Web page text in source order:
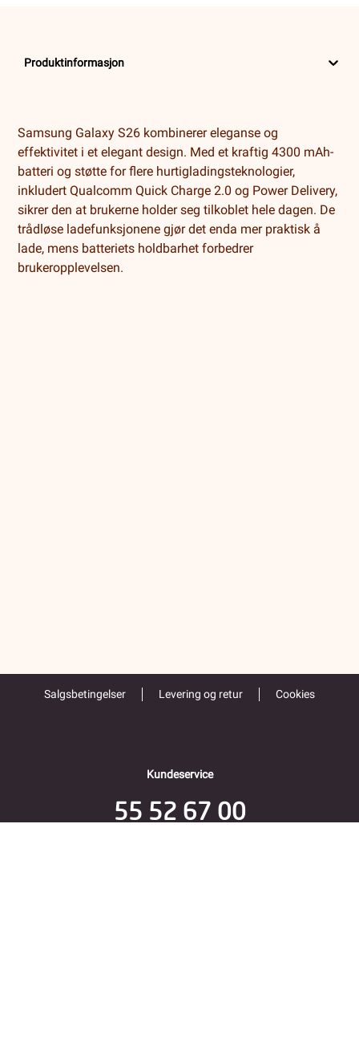
Produktinformasjon
Samsung Galaxy S26 kombinerer eleganse og
effektivitet i et elegant design. Med et kraftig 4300 mAh-
batteri og støtte for flere hurtigladingsteknologier,
inkludert Qualcomm Quick Charge 2.0 og Power Delivery,
sikrer den at brukerne holder seg tilkoblet hele dagen. De
trådløse ladefunksjonene gjør det enda mer praktisk å
lade, mens batteriets holdbarhet forbedrer
brukeropplevelsen.
Salgsbetingelser Levering og retur Cookies
Kundeservice
55 52 67 00